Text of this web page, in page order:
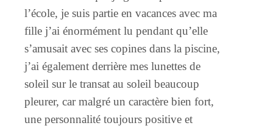
l’école, je suis partie en vacances avec ma
fille j’ai énormément lu pendant qu’elle
s’amusait avec ses copines dans la piscine,
j’ai également derrière mes lunettes de
soleil sur le transat au soleil beaucoup
pleurer, car malgré un caractère bien fort,
une personnalité toujours positive et